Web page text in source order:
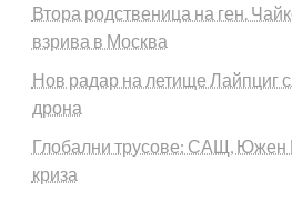
Втора родственица на ген.
взрива в Москва
Нов радар на летище Лайпциг
дрона
Глобални трусове: САЩ, Южен
криза